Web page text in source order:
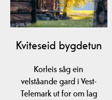
Kviteseid bygdetun
Korleis såg ein
velståande gard i Vest-
Telemark ut for om lag